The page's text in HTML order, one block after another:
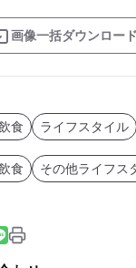
画像一括ダウンロード
食 ライフスタイル
食
その他ライフス